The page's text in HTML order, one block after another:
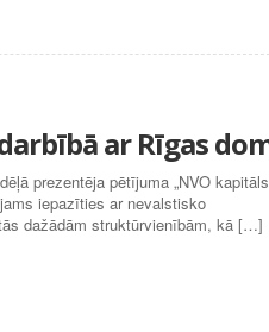
ar Rīgas
prezentēja pētījuma „NVO kapitāls
iepazīties ar nevalstisko
dažādām struktūrvienībām, kā […]